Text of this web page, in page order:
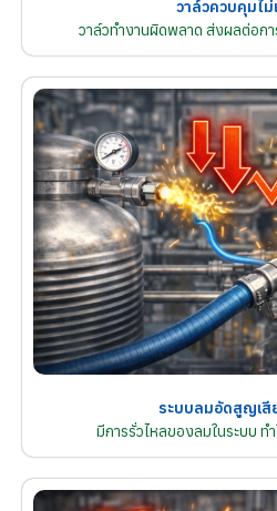
วาล์วควบคุมไ
วาล์วทำงานผิดพลาด ส่งผลต่อกา
ระบบลมอัดสูญเสี
มีการรั่วไหลของลมในระบบ ท